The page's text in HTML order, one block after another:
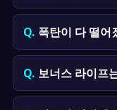
폭탄이 다 떨어
보너스 라이프